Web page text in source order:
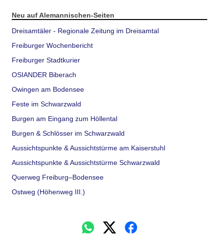
Neu auf Alemannischen-Seiten
Dreisamtäler - Regionale Zeitung im Dreisamtal
Freiburger Wochenbericht
Freiburger Stadtkurier
OSIANDER Biberach
Owingen am Bodensee
Feste im Schwarzwald
Burgen am Eingang zum Höllental
Burgen & Schlösser im Schwarzwald
Aussichtspunkte & Aussichtstürme am Kaiserstuhl
Aussichtspunkte & Aussichtstürme Schwarzwald
Querweg Freiburg–Bodensee
Ostweg (Höhenweg III.)